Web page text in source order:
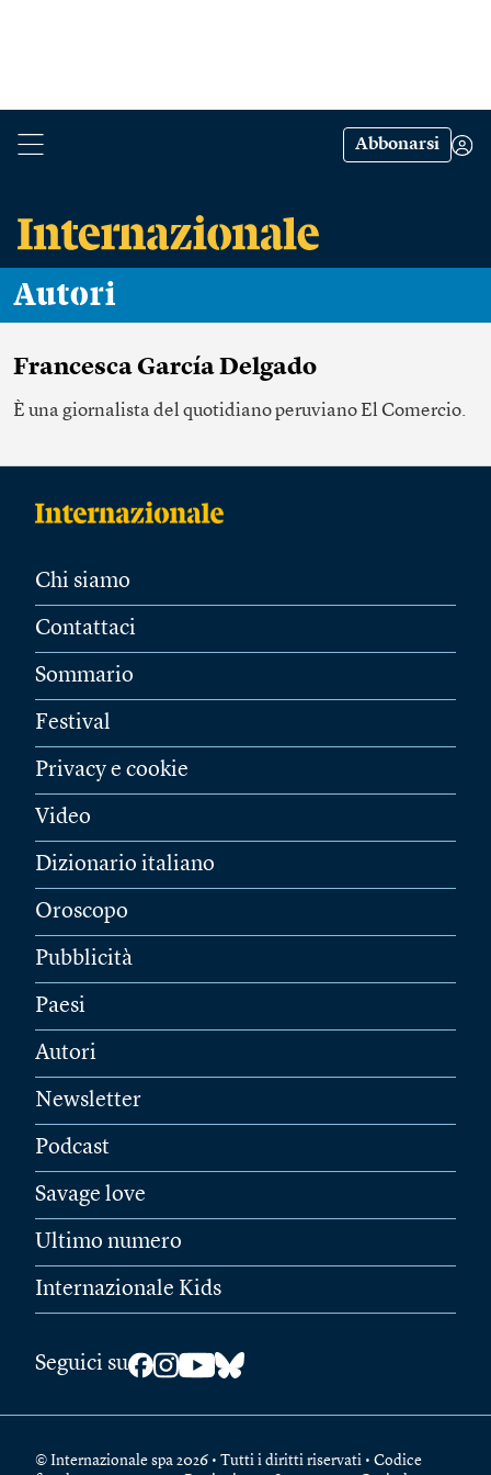
Abbonarsi
Autori
Francesca García Delgado
È una giornalista del quotidiano peruviano El Comercio.
Chi siamo
Contattaci
Sommario
Festival
Privacy e cookie
Video
Dizionario italiano
Oroscopo
Pubblicità
Paesi
Autori
Newsletter
Podcast
Savage love
Ultimo numero
Internazionale Kids
Seguici su
© Internazionale spa 2026 • Tutti i diritti riservati • Codice